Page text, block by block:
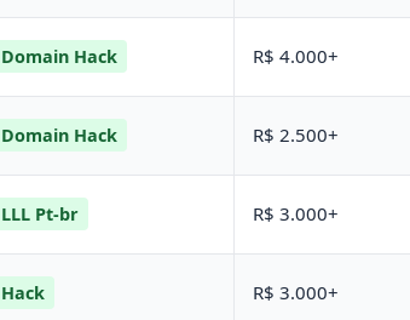
Domain Hack R$ 4.000+
Domain Hack R$ 2.500+
LLL Pt-br R$ 3.000+
Hack R$ 3.000+